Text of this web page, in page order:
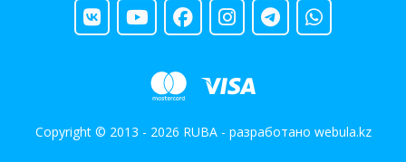
Copyright © 2013 - 2026 RUBA - разработано webula.kz